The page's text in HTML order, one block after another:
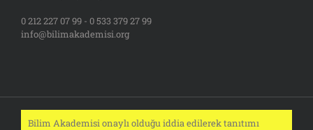
0 212 227 07 99 - 0 533 379 27 99
info@bilimakademisi.org
Bilim Akademisi onaylı olduğu iddia edilerek tanıtımı